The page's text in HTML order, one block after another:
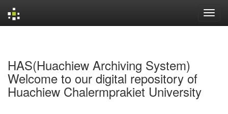
HAS(Huachiew Archiving System)
Welcome to our digital repository of
Huachiew Chalermprakiet University